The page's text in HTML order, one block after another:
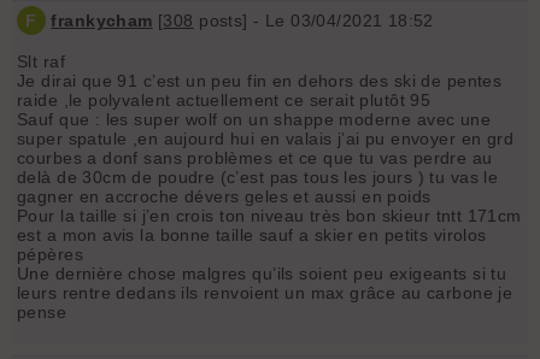
F frankycham [308 posts] - Le 03/04/2021 18:52
Slt raf
Je dirai que 91 c’est un peu fin en dehors des ski de pentes
raide ,le polyvalent actuellement ce serait plutôt 95
Sauf que : les super wolf on un shappe moderne avec une
super spatule ,en aujourd hui en valais j’ai pu envoyer en grd
courbes a donf sans problèmes et ce que tu vas perdre au
delà de 30cm de poudre (c’est pas tous les jours ) tu vas le
gagner en accroche dévers geles et aussi en poids
Pour la taille si j’en crois ton niveau très bon skieur tntt 171cm
est a mon avis la bonne taille sauf a skier en petits virolos
pépères
Une dernière chose malgres qu’ils soient peu exigeants si tu
leurs rentre dedans ils renvoient un max grâce au carbone je
pense